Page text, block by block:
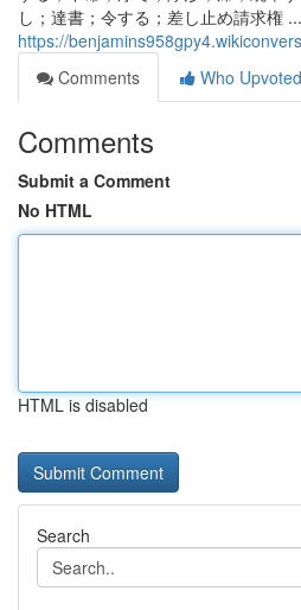
し；達書；令する；差し止め請求権 ...
https://
Comments
Who Upvoted
Comments
Submit a Comment
No HTML
HTML is disabled
Search